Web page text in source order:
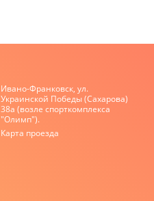
Ивано-Франковск, ул.
Украинской Победы (Сахарова)
38а (возле спорткомплекса
"Олимп").
Карта проезда